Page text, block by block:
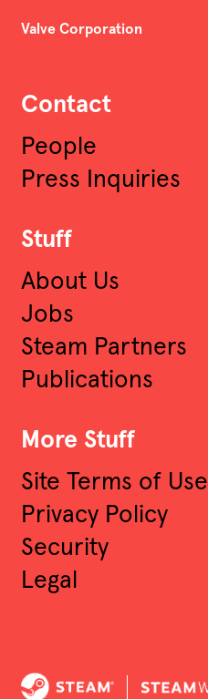
Valve Corporation
Contact
People
Press Inquiries
Stuff
About Us
Jobs
Steam Partners
Publications
More Stuff
Site Terms of Use
Privacy Policy
Security
Legal